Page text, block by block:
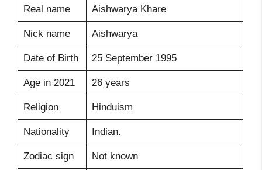
Real name Aishwarya Khare
Nick name Aishwarya
Date of Birth 25 September 1995
Age in 2021 26 years
Religion Hinduism
Nationality Indian.
Zodiac sign Not known